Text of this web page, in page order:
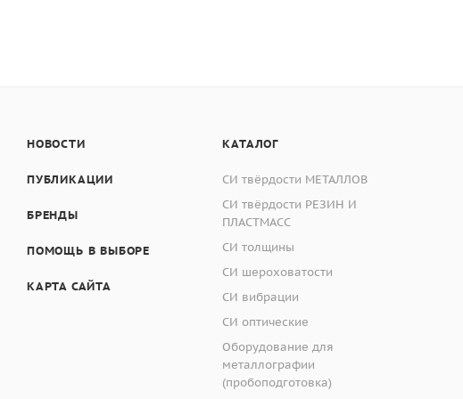
НОВОСТИ
ПУБЛИКАЦИИ
БРЕНДЫ
ПОМОЩЬ В ВЫБОРЕ
КАРТА САЙТА
КАТАЛОГ
СИ твёрдости МЕТАЛЛОВ
СИ твёрдости РЕЗИН И
ПЛАСТМАСС
СИ толщины
СИ шероховатости
СИ вибрации
СИ оптические
Оборудование для
металлографии
(пробоподготовка)